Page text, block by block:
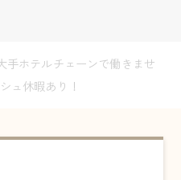
手ホテルチェーンで働きませ
ュ休暇あり！